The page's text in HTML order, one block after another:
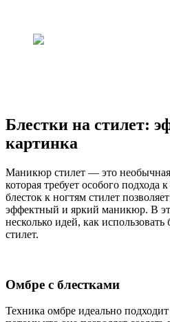
Блестки на стилет:
картинка
Маникюр стилет — это
которая требует особого подхода
блесток к ногтям стилет
эффектный и яркий маникюр. В
несколько идей, как
стилет.
Омбре с блестками
Техника омбре идеально